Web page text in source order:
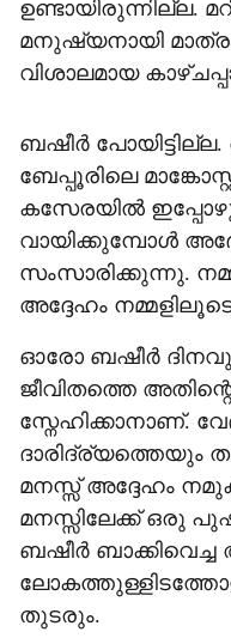
ഉണ്ടായിരുന്നില്ല.
മനുഷ്യനായി
വിശാലമായ
ബഷീർ
ബേപ്പൂരിലെ
കസേരയിൽ
വായിക്കുമ്പോൾ
സംസാരിക്കുന്നു.
അദ്ദേഹം
ഓരോ ബഷീർ
ജീവിതത്തെ
സ്നേഹിക്കാനാണ്.
ദാരിദ്ര്യത്തെയും
മനസ്സ് അദ്ദേഹം
മനസ്സിലേക്ക് ഒരു
ബഷീർ
തുടരും.